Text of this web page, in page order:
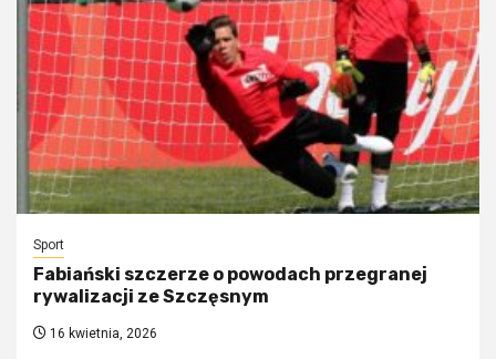
Sport
Fabiański szczerze o powodach przegranej
rywalizacji ze Szczęsnym
16 kwietnia, 2026